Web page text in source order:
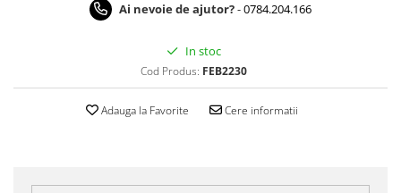
Ai nevoie de ajutor?-0784.204.166
In stoc
Cod Produs: FEB2230
Adauga la Favorite Cere informatii